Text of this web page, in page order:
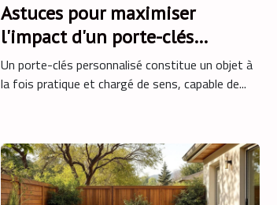
Astuces pour maximiser
l'impact d'un porte-clés
personnalisé
Un porte-clés personnalisé constitue un objet à
la fois pratique et chargé de sens, capable de...